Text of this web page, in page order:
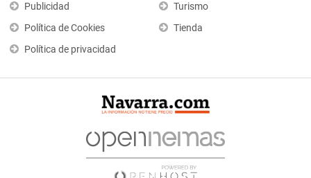
Publicidad
Política de Cookies
Política de privacidad
Turismo
Tienda